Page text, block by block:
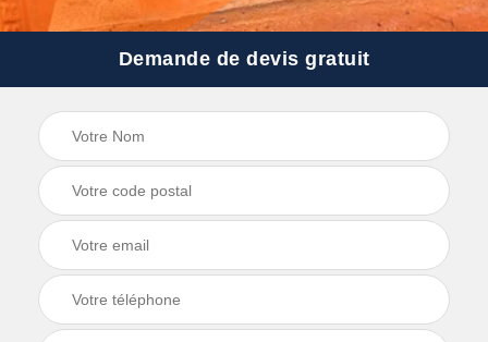
Demande de devis gratuit